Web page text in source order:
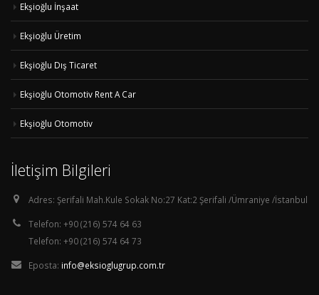
Ekşioğlu İnşaat
Ekşioğlu Üretim
Ekşioğlu Dış Ticaret
Ekşioğlu Otomotiv Rent A Car
Ekşioğlu Otomotiv
İletişim Bilgileri
Adres: Şerifali Mah.Kule Sokak No:27 Kat:2 Şerifali /Ümraniye /İstanbul
Telefon: +90 (216) 574 64 63
Telefon: +90 (216) 574 64 73
Eposta: info@eksioglugrup.com.tr